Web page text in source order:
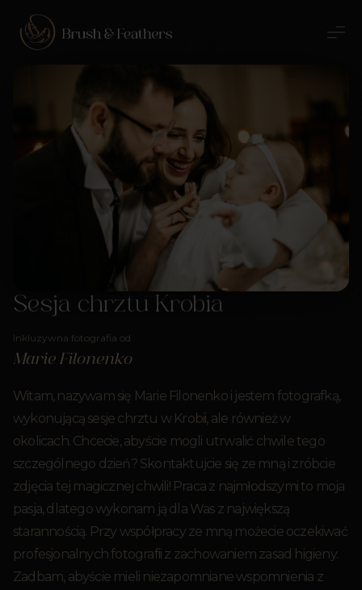
Sesja chrztu Krobia
Inkluzywna fotografia od
Marie Filonenko
Witam, nazywam się Marie Filonenko i jestem fotografką,
wykonującą sesje chrztu w Krobii, ale również w
okolicach. Chcecie, abyście mogli utrwalić chwile tego
szczególnego dzień? Skontaktujcie się ze mną i zróbcie
zdjęcia tej magicznej chwili! Praca z najmłodszymi to moja
pasja, dlatego wykonam ją dla Was z największą
starannością. Przy współpracy ze mną możecie oczekiwać
profesjonalnych fotografii z zachowaniem zasad higieny.
Zadbam, abyście mieli niezapomniane wspomnienia z